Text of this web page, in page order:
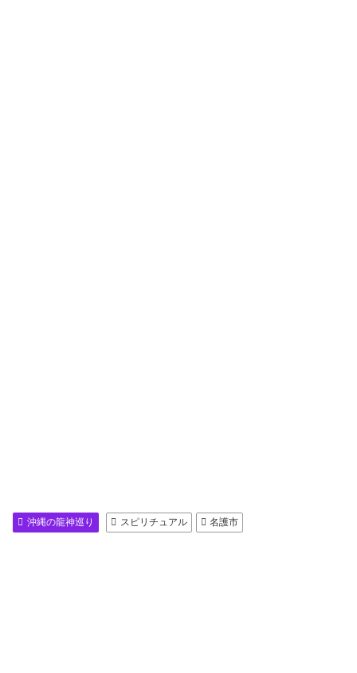
沖縄の龍神巡り スピリチュアル 名護市